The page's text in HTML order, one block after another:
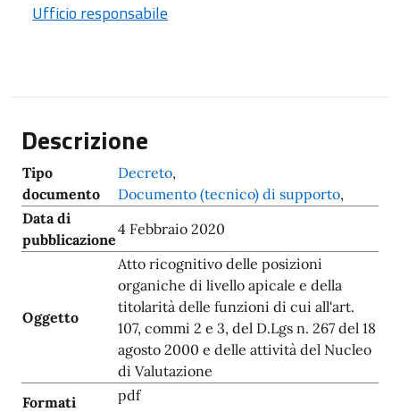
Ufficio responsabile
Descrizione
Tipo
documento
Decreto,
Documento (tecnico) di supporto,
Data di
pubblicazione
4 Febbraio 2020
Oggetto
Atto ricognitivo delle posizioni
organiche di livello apicale e della
titolarità delle funzioni di cui all'art.
107, commi 2 e 3, del D.Lgs n. 267 del 18
agosto 2000 e delle attività del Nucleo
di Valutazione
Formati
pdf